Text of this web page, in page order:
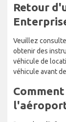
Retour
Veuillez
obtenir des
véhicule de
véhicule avant